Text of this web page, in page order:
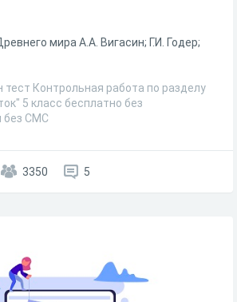
мира А.А. Вигасин; Г.И. Годер;
тест Контрольная работа по разделу
5 класс бесплатно без
без СМС
3350 5